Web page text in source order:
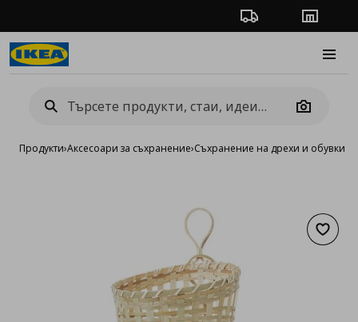
Проследяване на
Camera
Продукти›Аксесоари за съхранение›Съхранение на дрехи и обувки